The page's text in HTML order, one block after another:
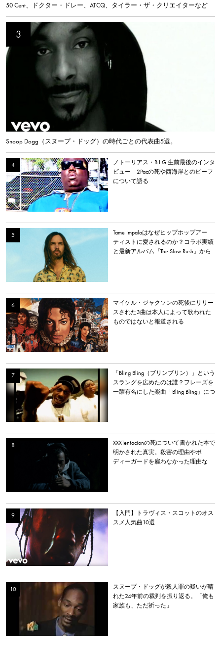
50 Cent、ドクター・ドレー、ATCQ、タイラー・ザ・クリエイターなど
Snoop Dogg（スヌープ・ドッグ）の時代ごとの代表曲5選。
ノトーリアス・B.I.G.生前最後のインタ
ビュー 2Pacの死や西海岸とのビーフ
について語る
Tame Impalaはなぜヒップホップアー
ティストに愛されるのか？コラボ実績
と最新アルバム『The Slow Rush』から
マイケル・ジャクソンの死後にリリー
スされた3曲は本人によって歌われた
ものではないと報道される
「Bling Bling（ブリンブリン）」という
スラングを広めたのは誰？フレーズを
一躍有名にした楽曲「Bling Bling」につ
XXXTentacionの死について書かれた本で
明かされた真実。殺害の理由やボ
ディーガードを雇わなかった理由な
【入門】トラヴィス・スコットのオス
スメ人気曲10選
スヌープ・ドッグが殺人罪の疑いが晴
れた24年前の裁判を振り返る。「俺も
家族も、ただ祈った」